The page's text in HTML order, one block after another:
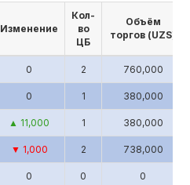
Изменение
Кол-
во
ЦБ
Объём
торгов (UZS)
0 2 760,000
0 1 380,000
▲ 11,000 1 380,000
▼ 1,000 2 738,000
0 0 0